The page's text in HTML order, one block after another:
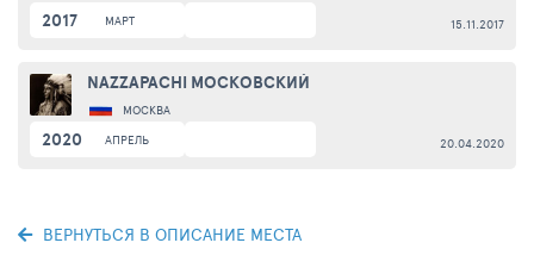
2017 МАРТ 15.11.2017
NAZZAPACHI МОСКОВСКИЙ
МОСКВА
2020 АПРЕЛЬ 20.04.2020
ВЕРНУТЬСЯ В ОПИСАНИЕ МЕСТА